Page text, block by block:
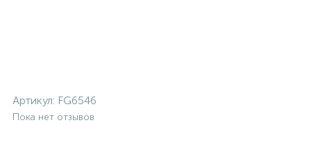
Артикул: FG6546
Пока нет отзывов